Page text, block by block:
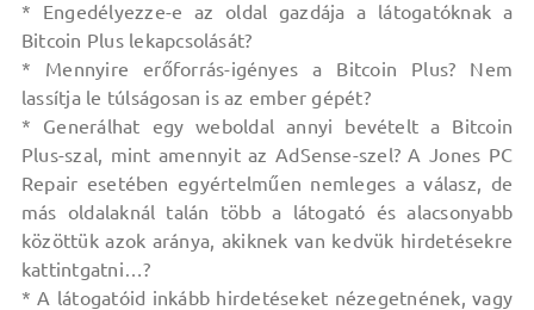
* Engedélyezze-e az oldal gazdája a látogatóknak a
Bitcoin Plus lekapcsolását?
* Mennyire erőforrás-igényes a Bitcoin Plus? Nem
lassítja le túlságosan is az ember gépét?
* Generálhat egy weboldal annyi bevételt a Bitcoin
Plus-szal, mint amennyit az AdSense-szel? A Jones PC
Repair esetében egyértelműen nemleges a válasz, de
más oldalaknál talán több a látogató és alacsonyabb
közöttük azok aránya, akiknek van kedvük hirdetésekre
kattintgatni…?
* A látogatóid inkább hirdetéseket nézegetnének, vagy